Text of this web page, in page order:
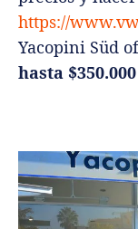
https://
Yacopini Süd
hasta